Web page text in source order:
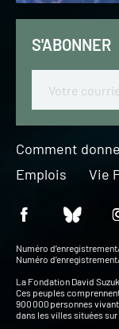
S'ABONNER
Comment
Emplois
Vie
Numéro
Numéro
La Fondation David
Ces peuples
900 000 personnes
dans les villes situées sur